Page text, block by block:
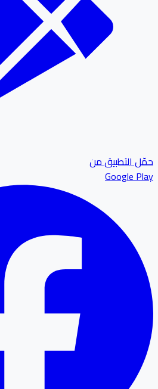
التطبيق من
Google